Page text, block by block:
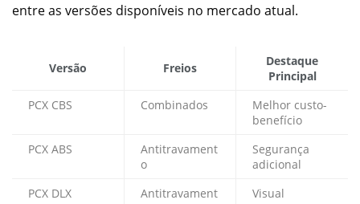
entre as versões disponíveis no mercado atual.
Versão Freios
Destaque
Principal
PCX CBS
Combinados
Melhor custo-
benefício
PCX ABS
Antitravament
o
Segurança
adicional
PCX DLX
Antitravament
Visual